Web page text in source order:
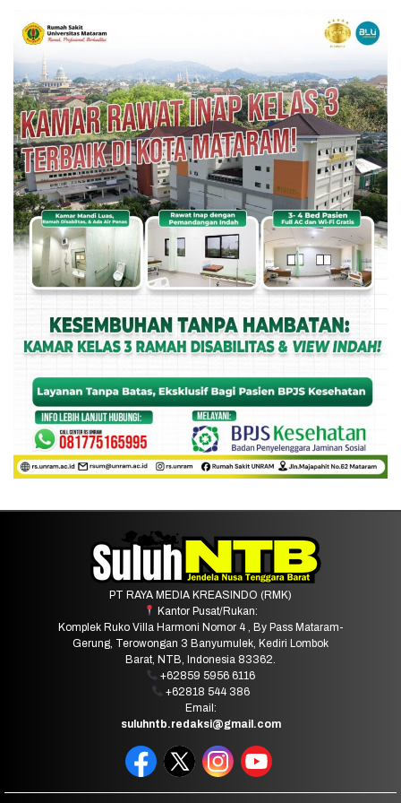
PT RAYA MEDIA KREASINDO (RMK)
Kantor Pusat/Rukan:
Komplek Ruko Villa Harmoni Nomor 4 , By Pass Mataram-
Gerung, Terowongan 3 Banyumulek, Kediri Lombok
Barat, NTB, Indonesia 83362.
+62859 5956 6116
+62818 544 386
Email:
suluhntb.redaksi@gmail.com